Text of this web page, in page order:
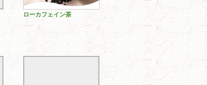
ローカフェイン茶